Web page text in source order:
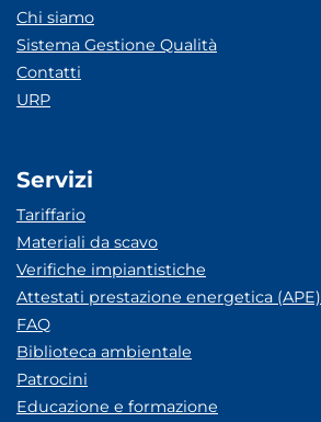
Chi siamo
Sistema Gestione Qualità
Contatti
URP
Servizi
Tariffario
Materiali da scavo
Verifiche impiantistiche
Attestati prestazione energetica (APE)
FAQ
Biblioteca ambientale
Patrocini
Educazione e formazione